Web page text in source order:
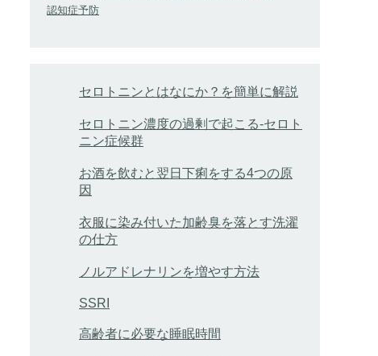
認知症予防
セロトニンとはなにか？を簡単に解説
セロトニン濃度の過剰で起こる-セロト
ニン症候群
お酒を飲むと翌日下痢をする4つの原
因
衣服に染み付いた加齢臭を落とす洗濯
の仕方
ノルアドレナリンを増やす方法
SSRI
高齢者に必要な睡眠時間